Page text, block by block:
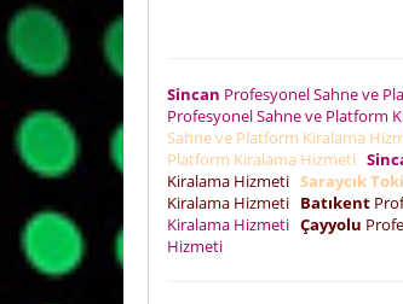
Sincan Profesyonel Sahne ve
Profesyonel Sahne ve Platform
Sahne ve Platform Kiralama
Platform Kiralama Hizmeti
Kiralama Hizmeti Saraycık Toki
Kiralama Hizmeti Batıkent
Kiralama Hizmeti Çayyolu
Hizmeti